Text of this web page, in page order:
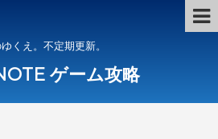
くえ。不定期更新。
ゲーム攻略